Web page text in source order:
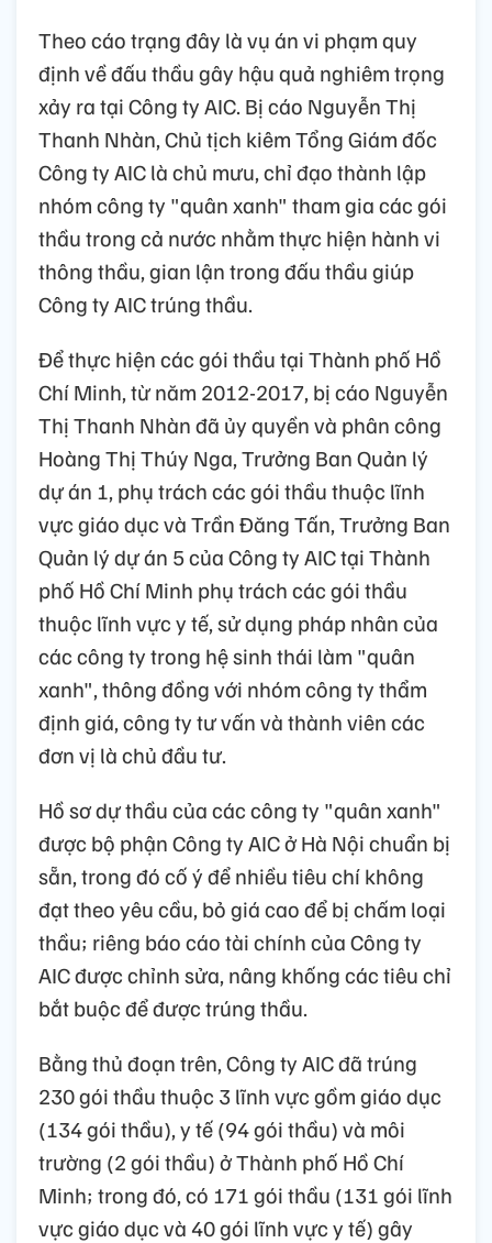
Theo cáo trạng đây là vụ án vi phạm quy
định về đấu thầu gây hậu quả nghiêm trọng
xảy ra tại Công ty AIC. Bị cáo Nguyễn Thị
Thanh Nhàn, Chủ tịch kiêm Tổng Giám đốc
Công ty AIC là chủ mưu, chỉ đạo thành lập
nhóm công ty "quân xanh" tham gia các gói
thầu trong cả nước nhằm thực hiện hành vi
thông thầu, gian lận trong đấu thầu giúp
Công ty AIC trúng thầu.
Để thực hiện các gói thầu tại Thành phố Hồ
Chí Minh, từ năm 2012-2017, bị cáo Nguyễn
Thị Thanh Nhàn đã ủy quyền và phân công
Hoàng Thị Thúy Nga, Trưởng Ban Quản lý
dự án 1, phụ trách các gói thầu thuộc lĩnh
vực giáo dục và Trần Đăng Tấn, Trưởng Ban
Quản lý dự án 5 của Công ty AIC tại Thành
phố Hồ Chí Minh phụ trách các gói thầu
thuộc lĩnh vực y tế, sử dụng pháp nhân của
các công ty trong hệ sinh thái làm "quân
xanh", thông đồng với nhóm công ty thẩm
định giá, công ty tư vấn và thành viên các
đơn vị là chủ đầu tư.
Hồ sơ dự thầu của các công ty "quân xanh"
được bộ phận Công ty AIC ở Hà Nội chuẩn bị
sẵn, trong đó cố ý để nhiều tiêu chí không
đạt theo yêu cầu, bỏ giá cao để bị chấm loại
thầu; riêng báo cáo tài chính của Công ty
AIC được chỉnh sửa, nâng khống các tiêu chỉ
bắt buộc để được trúng thầu.
Bằng thủ đoạn trên, Công ty AIC đã trúng
230 gói thầu thuộc 3 lĩnh vực gồm giáo dục
(134 gói thầu), y tế (94 gói thầu) và môi
trường (2 gói thầu) ở Thành phố Hồ Chí
Minh; trong đó, có 171 gói thầu (131 gói lĩnh
vực giáo dục và 40 gói lĩnh vực y tế) gây